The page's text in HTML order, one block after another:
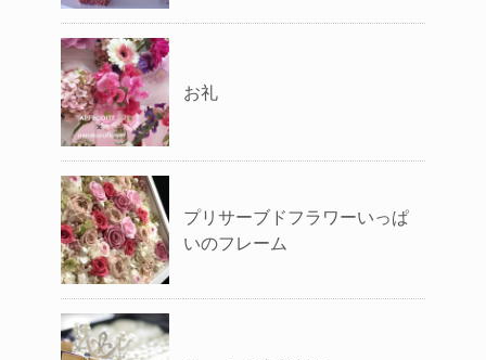
お礼
プリサーブドフラワーいっぱ
いのフレーム